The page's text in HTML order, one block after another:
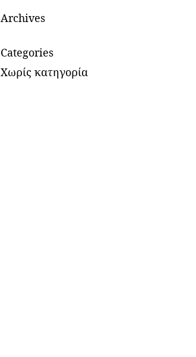
Archives
Categories
Χωρίς κατηγορία